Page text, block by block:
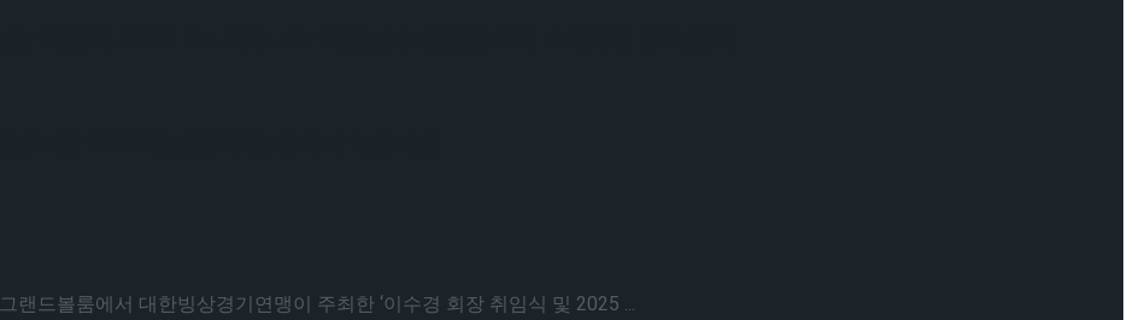
진아, 2026 ISU 피겨 JGP 파견선수 선발전 프리 스케이팅 경기 결과
식 겸 2025 빙상인의 밤, 참석자 이모저모
드볼룸에서 대한빙상경기연맹이 주최한 ‘이수경 회장 취임식 및 2025 ...